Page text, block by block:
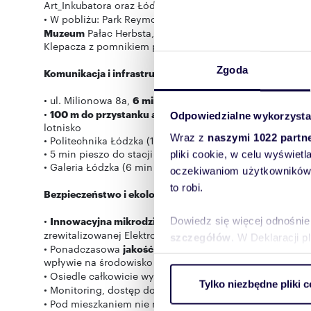
Zgoda
Odpowiedzialne
Wraz z naszymi 1022
pliki cookie, w celu
oczekiwaniom
to robi.
Dowiedz się więcej
szczegółów . W Deklaracji
ruch w naszej witrynie.
reklamowym i
Tylko niezbędne pliki
Art_Inkubatora oraz Łódź
• W pobliżu: Park Reymonta z
Muzeum Pałac Herbsta,
Klepacza z pomnikiem przyrody Dębem „Fabrykant”
Komunikacja i infrastruktura:
• ul. Milionowa 8a, 6 min pieszo od ul. Piotrkowskiej
• 100 m do przystanku autobusowego, 450 m do
lotnisko
• Politechnika Łódzka (10 min pieszo), Uniwersytet
• 5 min pieszo do stacji Łódzkiego Roweru Publicznego
• Galeria Łódzka (6 min rowerem), Sukcesja (8 min
Bezpieczeństwo i ekologia:
• Innowacyjna mikrodzielnicamiędzy ulicami:
zrewitalizowanej Elektrowni Karola Scheiblera -
• Ponadczasowa jakość
wpływie na środowisko naturalne
• Osiedle całkowicie wyłączone z ruchu samochodowego
• Monitoring, dostęp do części wspólnych przez
• Pod mieszkaniem nie ma lokali usługowych - pełna